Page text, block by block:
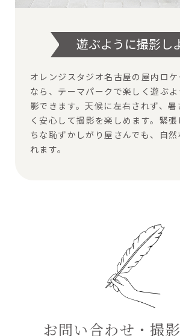
遊ぶように撮影し
オレンジスタジオ名古屋の屋内ロ
なら、テーマパークで楽しく遊ぶ
影できます。天候に左右されず、暑
く安心して撮影を楽しめます。緊
ちな恥ずかしがり屋さんでも、自
れます。
お問い合わせ・撮